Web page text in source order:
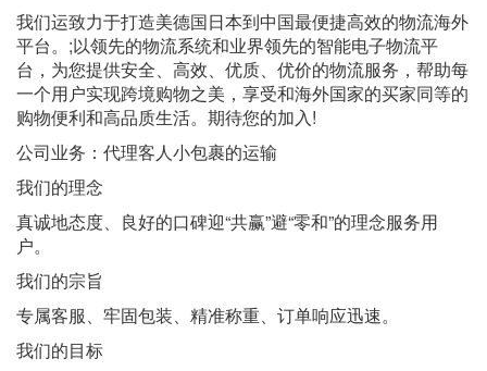
我们运致力于打造美德国日本到中国最便捷高效的物流海外
平台。;以领先的物流系统和业界领先的智能电子物流平
台，为您提供安全、高效、优质、优价的物流服务，帮助每
一个用户实现跨境购物之美，享受和海外国家的买家同等的
购物便利和高品质生活。期待您的加入!
公司业务：代理客人小包裹的运输
我们的理念
真诚地态度、良好的口碑迎“共赢”避“零和”的理念服务用
户。
我们的宗旨
专属客服、牢固包装、精准称重、订单响应迅速。
我们的目标